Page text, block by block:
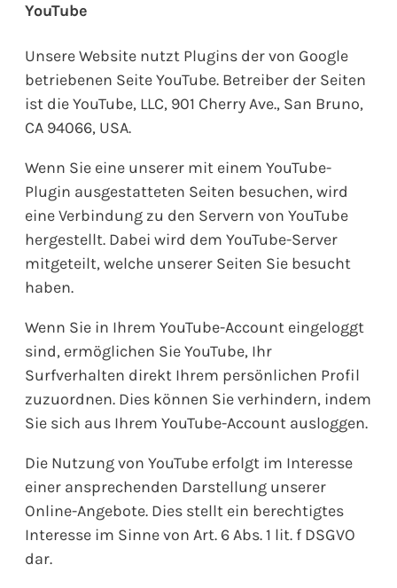
YouTube
Unsere Website nutzt Plugins der von Google
betriebenen Seite YouTube. Betreiber der Seiten
ist die YouTube, LLC, 901 Cherry Ave., San Bruno,
CA 94066, USA.
Wenn Sie eine unserer mit einem YouTube-
Plugin ausgestatteten Seiten besuchen, wird
eine Verbindung zu den Servern von YouTube
hergestellt. Dabei wird dem YouTube-Server
mitgeteilt, welche unserer Seiten Sie besucht
haben.
Wenn Sie in Ihrem YouTube-Account eingeloggt
sind, ermöglichen Sie YouTube, Ihr
Surfverhalten direkt Ihrem persönlichen Profil
zuzuordnen. Dies können Sie verhindern, indem
Sie sich aus Ihrem YouTube-Account ausloggen.
Die Nutzung von YouTube erfolgt im Interesse
einer ansprechenden Darstellung unserer
Online-Angebote. Dies stellt ein berechtigtes
Interesse im Sinne von Art. 6 Abs. 1 lit. f DSGVO
dar.